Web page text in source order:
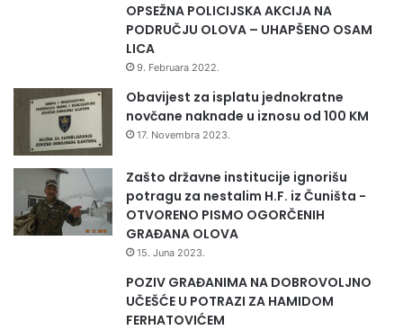
OPSEŽNA POLICIJSKA AKCIJA NA
PODRUČJU OLOVA – UHAPŠENO OSAM
LICA
9. Februara 2022.
Obavijest za isplatu jednokratne
novčane naknade u iznosu od 100 KM
17. Novembra 2023.
Zašto državne institucije ignorišu
potragu za nestalim H.F. iz Čuništa -
OTVORENO PISMO OGORČENIH
GRAĐANA OLOVA
15. Juna 2023.
POZIV GRAĐANIMA NA DOBROVOLJNO
UČEŠĆE U POTRAZI ZA HAMIDOM
FERHATOVIĆEM